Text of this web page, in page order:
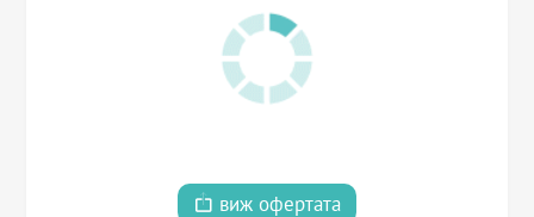
виж офертата